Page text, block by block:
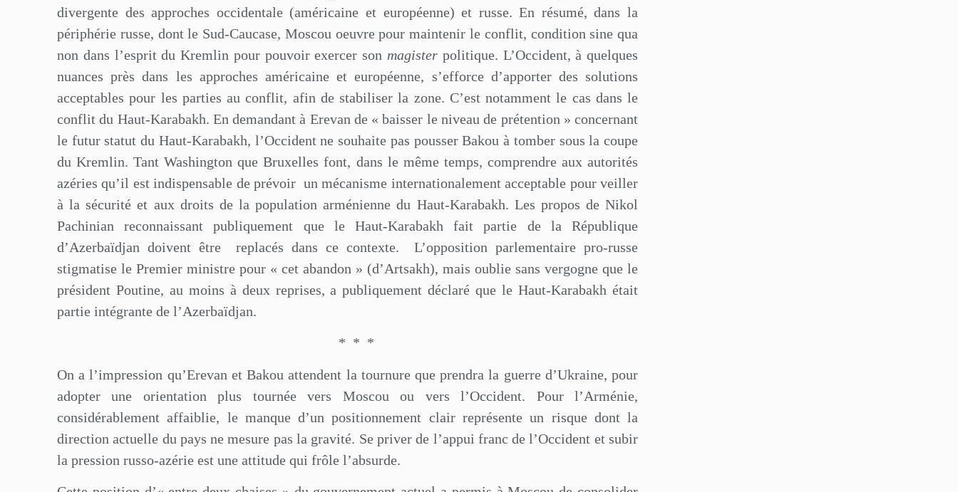
divergente des approches occidentale (américaine et européenne) et russe. En résumé, dans la
périphérie russe, dont le Sud-Caucase, Moscou oeuvre pour maintenir le conflit, condition sine qua
non dans l’esprit du Kremlin pour pouvoir exercer son magisterpolitique. L’Occident, à quelques
nuances près dans les approches américaine et européenne, s’efforce d’apporter des solutions
acceptables pour les parties au conflit, afin de stabiliser la zone. C’est notamment le cas dans le
conflit du Haut-Karabakh. En demandant à Erevan de « baisser le niveau de prétention » concernant
le futur statut du Haut-Karabakh, l’Occident ne souhaite pas pousser Bakou à tomber sous la coupe
du Kremlin. Tant Washington que Bruxelles font, dans le même temps, comprendre aux autorités
azéries qu’il est indispensable de prévoir un mécanisme internationalement acceptable pour veiller
à la sécurité et aux droits de la population arménienne du Haut-Karabakh. Les propos de Nikol
Pachinian reconnaissant publiquement que le Haut-Karabakh fait partie de la République
d’Azerbaïdjan doivent être
replacés dans ce contexte.
L’opposition parlementaire pro-russe
stigmatise le Premier ministre pour « cet abandon » (d’Artsakh), mais oublie sans vergogne que le
président Poutine, au moins à deux reprises, a publiquement déclaré que le Haut-Karabakh était
partie intégrante de l’Azerbaïdjan.
* * *
On a l’impression qu’Erevan et Bakou attendent la tournure que prendra la guerre d’Ukraine, pour
adopter une orientation plus tournée vers Moscou ou vers l’Occident. Pour l’Arménie,
considérablement affaiblie, le manque d’un positionnement clair représente un risque dont la
direction actuelle du pays ne mesure pas la gravité. Se priver de l’appui franc de l’Occident et subir
la pression russo-azérie est une attitude qui frôle l’absurde.